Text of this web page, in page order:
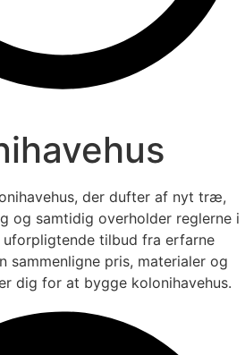
der dufter af nyt træ,
og samtidig overholder reglerne i
uforpligtende tilbud fra erfarne
sammenligne pris, materialer og
dig for at bygge kolonihavehus.